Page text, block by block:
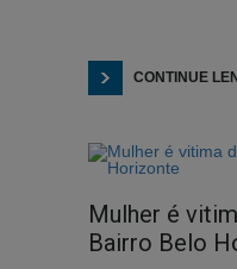
CONTINUE
Mulher é
Bairro Belo